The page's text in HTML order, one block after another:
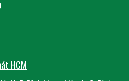
HCM